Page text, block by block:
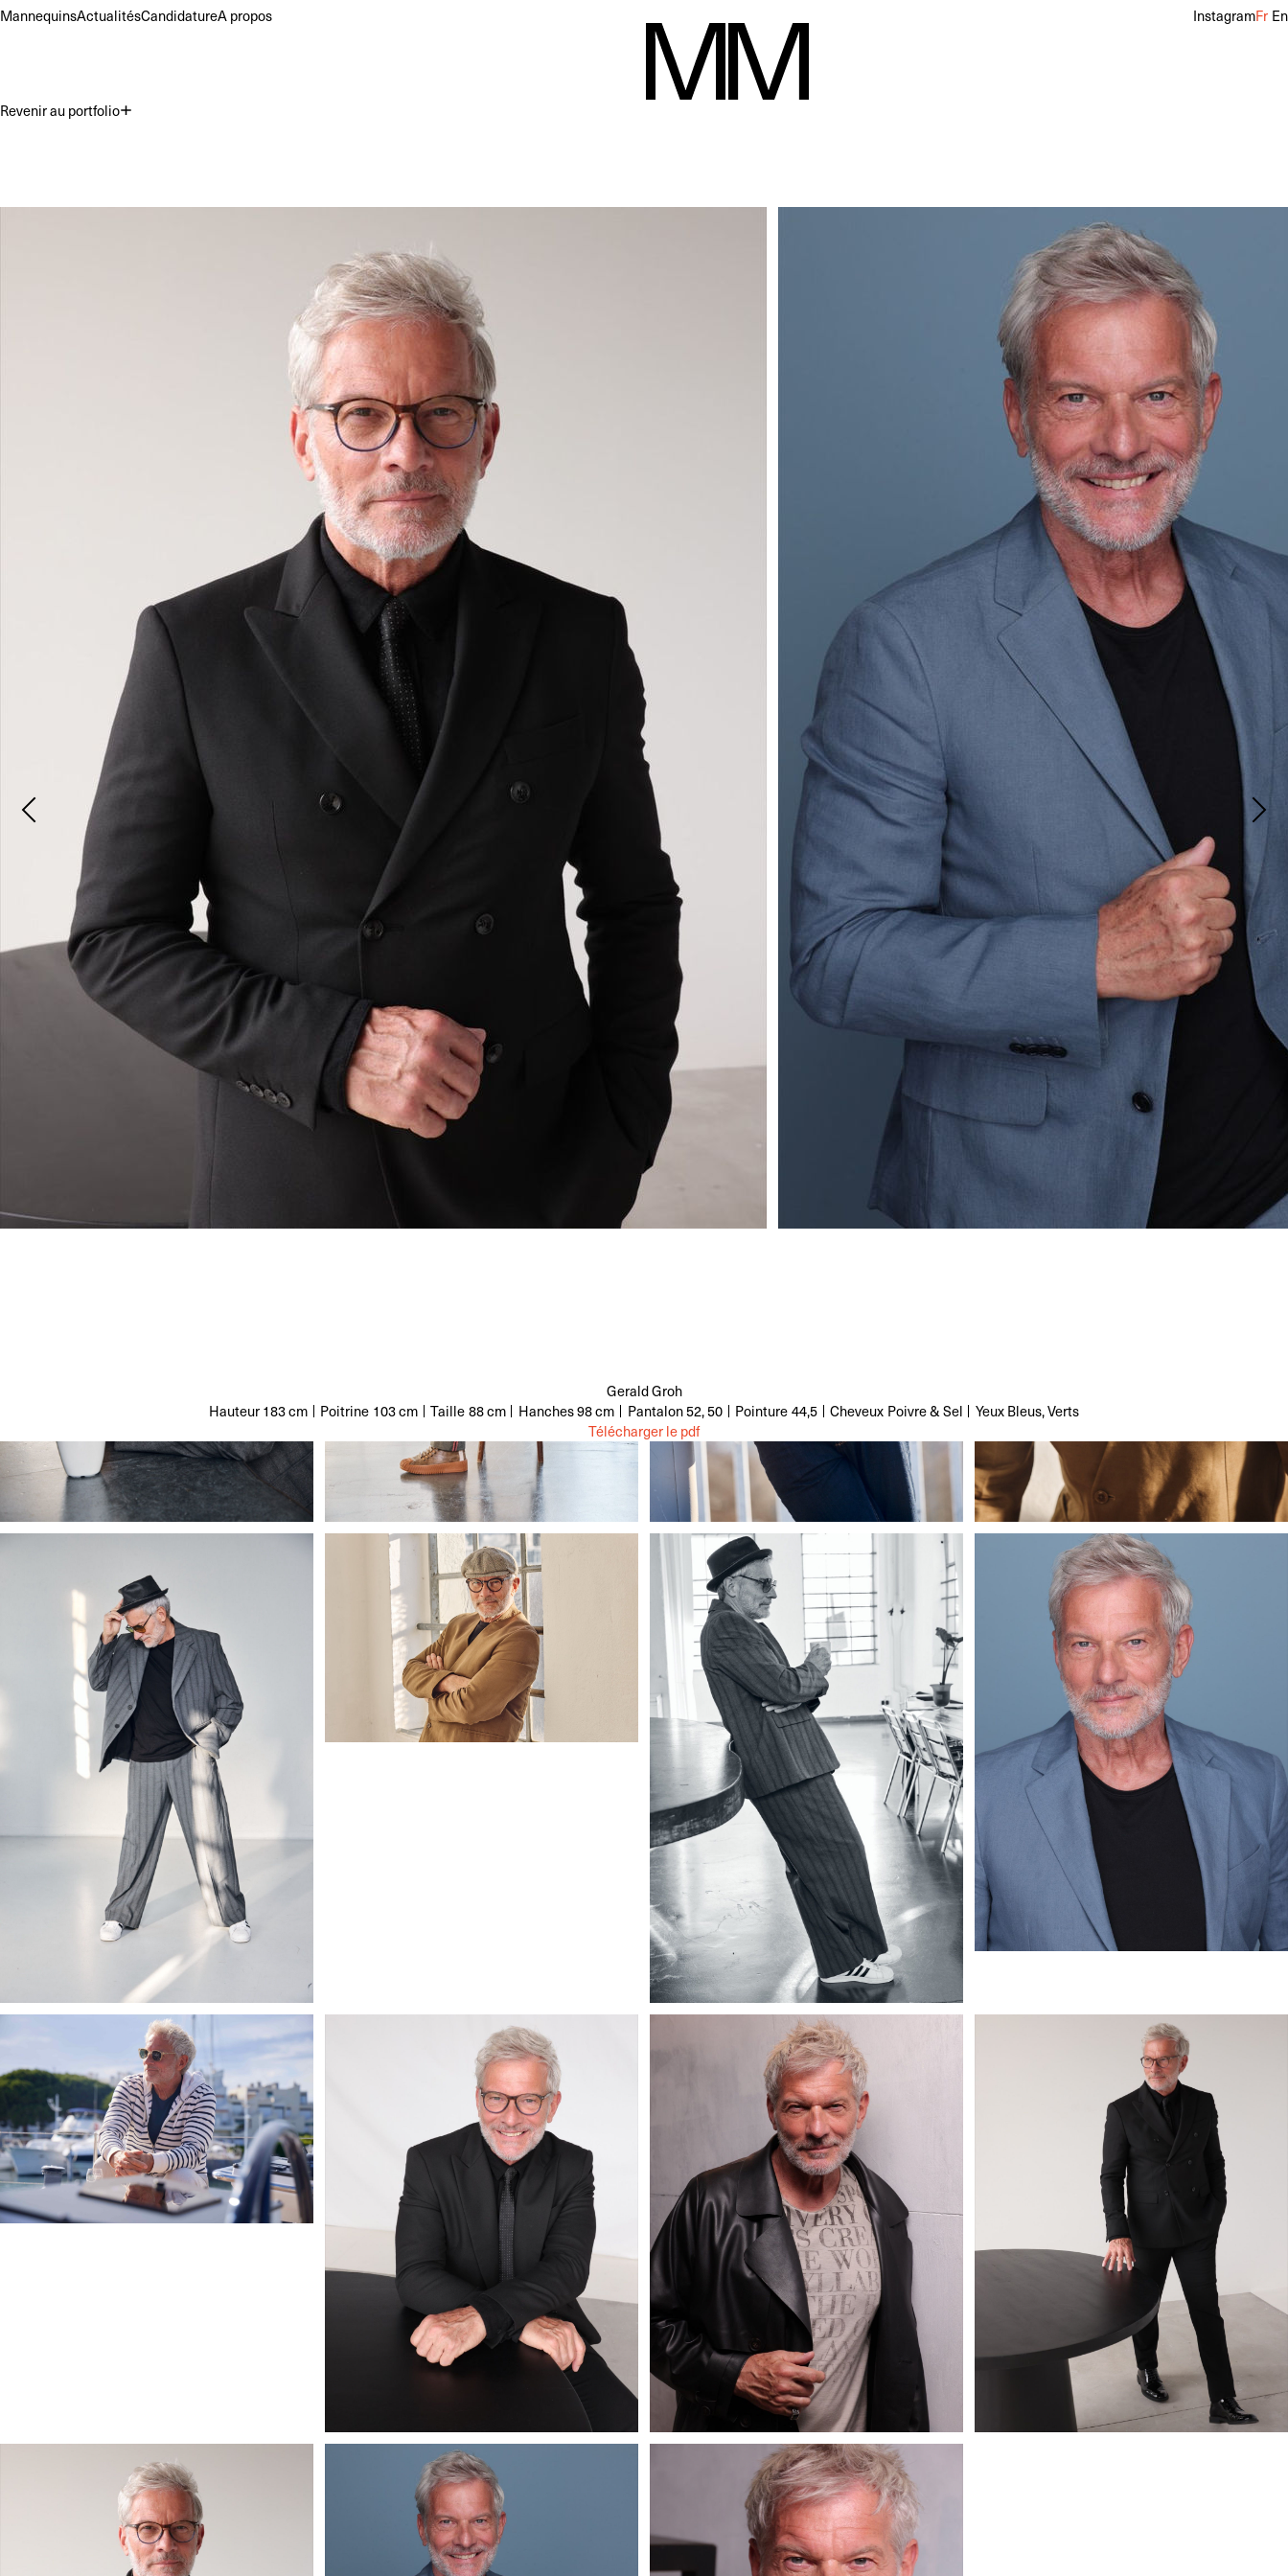
MannequinsActualitésCandidatureA propos InstagramFr En
Revenir au portfolio
Gerald Groh
Hauteur183 cm Poitrine 103 cm Taille88 cm Hanches98 cm Pantalon52, 50 Pointure44,5 Cheveux Poivre & Sel YeuxBleus, Verts
Télécharger le pdf
PremiumCommercial
Hauteur
183 cm Poitrine Cheveux Poivre & Sel
Bleus, Verts